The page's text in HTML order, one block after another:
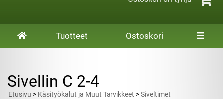
Tuotteet Ostoskori
Sivellin C 2-4
Etusivu > Käsityökalut ja Muut Tarvikkeet >Siveltimet